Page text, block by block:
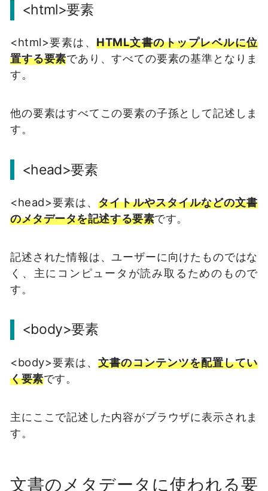
<html>要素
<html>要素は、HTML文書のトップレベルに位
置する要素であり、すべての要素の基準となりま
す。
他の要素はすべてこの要素の子孫として記述しま
す。
<head>要素
<head>要素は、タイトルやスタイルなどの文書
のメタデータを記述する要素です。
記述された情報は、ユーザーに向けたものではな
く、主にコンピュータが読み取るためのもので
す。
<body>要素
<body>要素は、文書のコンテンツを配置してい
く要素です。
主にここで記述した内容がブラウザに表示されま
す。
文書のメタデータに使われる要